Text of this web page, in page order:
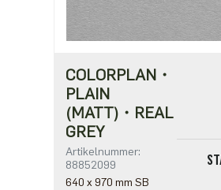
COLORPLAN・
PLAIN
(MATT)・REAL
GREY
Artikelnummer:
88852099
640 x 970 mm SB